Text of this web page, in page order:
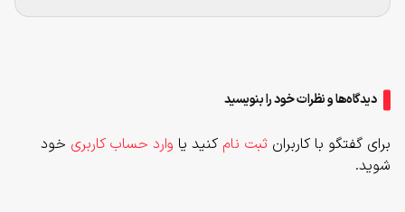
دیدگاه‌ها و نظرات خود را بنویسید
برای گفتگو با کاربران ثبت نام کنید یا وارد حساب کاربری خود
شوید.